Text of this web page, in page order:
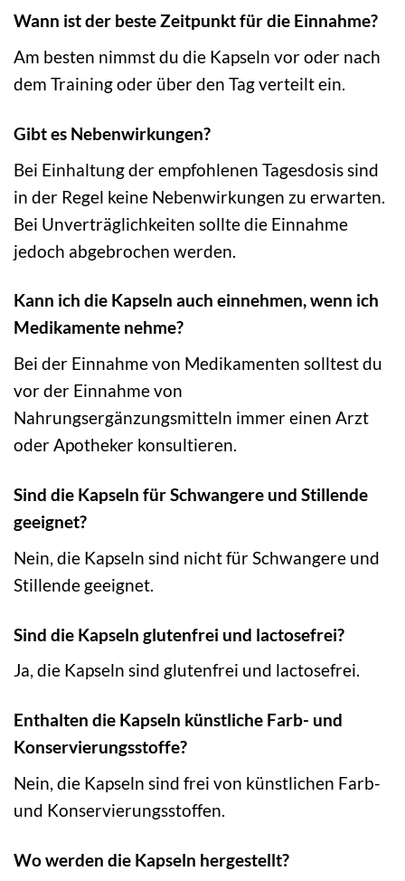
Wann ist der beste Zeitpunkt für die Einnahme?
Am besten nimmst du die Kapseln vor oder nach
dem Training oder über den Tag verteilt ein.
Gibt es Nebenwirkungen?
Bei Einhaltung der empfohlenen Tagesdosis sind
in der Regel keine Nebenwirkungen zu erwarten.
Bei Unverträglichkeiten sollte die Einnahme
jedoch abgebrochen werden.
Kann ich die Kapseln auch einnehmen, wenn ich
Medikamente nehme?
Bei der Einnahme von Medikamenten solltest du
vor der Einnahme von
Nahrungsergänzungsmitteln immer einen Arzt
oder Apotheker konsultieren.
Sind die Kapseln für Schwangere und Stillende
geeignet?
Nein, die Kapseln sind nicht für Schwangere und
Stillende geeignet.
Sind die Kapseln glutenfrei und lactosefrei?
Ja, die Kapseln sind glutenfrei und lactosefrei.
Enthalten die Kapseln künstliche Farb- und
Konservierungsstoffe?
Nein, die Kapseln sind frei von künstlichen Farb-
und Konservierungsstoffen.
Wo werden die Kapseln hergestellt?